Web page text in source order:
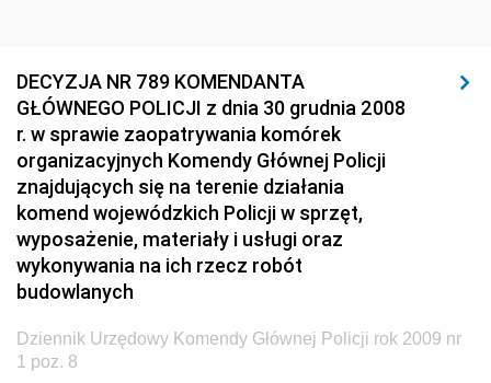
nr 8 z 9 lipca 2009 pozycje 35-42
nr 7 z 13 maja 2009 pozycje 33-34
nr 6 z 6 maja 2009 pozycje 29-32
nr 5 z 10 kwietnia 2009 pozycje 23-28
nr 4 z 5 marca 2009 pozycje 13-22
nr 3 z 27 lutego 2009 pozycja 12
DECYZJA NR 789 KOMENDANTA
GŁÓWNEGO POLICJI z dnia 30 grudnia 2008
r. w sprawie zaopatrywania komórek
organizacyjnych Komendy Głównej Policji
znajdujących się na terenie działania
komend wojewódzkich Policji w sprzęt,
wyposażenie, materiały i usługi oraz
wykonywania na ich rzecz robót
budowlanych
Dziennik Urzędowy Komendy Głównej Policji rok 2009 nr
1 poz. 8